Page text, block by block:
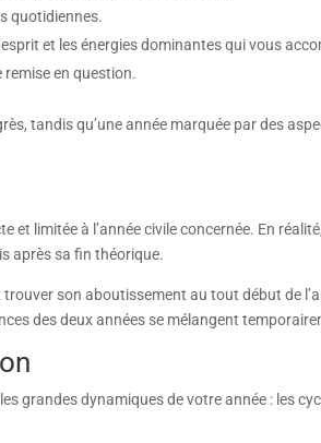
quotidiennes.
et les énergies dominantes qui vous
en question.
tandis qu’une année marquée par des
limitée à l’année civile concernée. En
après sa fin théorique.
son aboutissement au tout début de
des deux années se mélangent
grandes dynamiques de votre année : les